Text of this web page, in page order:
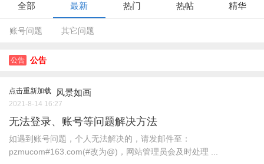
全部 最新 热门 热帖 精华
账号问题 其它问题
公告 公告
点击重新加载 风景如画
2021-8-14 16:27
无法登录、账号等问题解决方法
如遇到账号问题，个人无法解决的，请发邮件至：
pzmucom#163.com(#改为@)，网站管理员会及时处理 ...